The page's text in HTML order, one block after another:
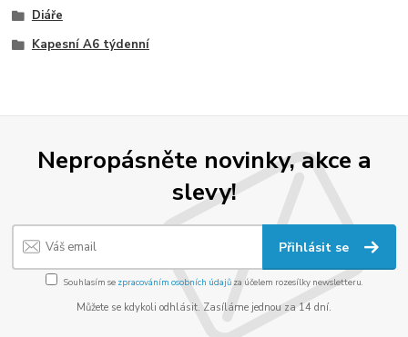
Diáře
Kapesní A6 týdenní
Nepropásněte novinky, akce a
slevy!
Přihlásit se
Souhlasím se zpracováním osobních údajůza účelem rozesílky newsletteru.
Můžete se kdykoli odhlásit. Zasíláme jednou za 14 dní.